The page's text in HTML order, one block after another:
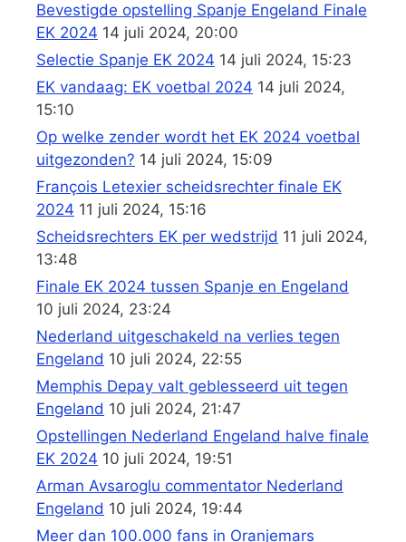
Bevestigde opstelling Spanje Engeland Finale
EK 2024 14 juli 2024, 20:00
Selectie Spanje EK 2024 14 juli 2024, 15:23
EK vandaag: EK voetbal 2024 14 juli 2024,
15:10
Op welke zender wordt het EK 2024 voetbal
uitgezonden? 14 juli 2024, 15:09
François Letexier scheidsrechter finale EK
2024 11 juli 2024, 15:16
Scheidsrechters EK per wedstrijd 11 juli 2024,
13:48
Finale EK 2024 tussen Spanje en Engeland
10 juli 2024, 23:24
Nederland uitgeschakeld na verlies tegen
Engeland 10 juli 2024, 22:55
Memphis Depay valt geblesseerd uit tegen
Engeland 10 juli 2024, 21:47
Opstellingen Nederland Engeland halve finale
EK 2024 10 juli 2024, 19:51
Arman Avsaroglu commentator Nederland
Engeland 10 juli 2024, 19:44
Meer dan 100.000 fans in Oranjemars